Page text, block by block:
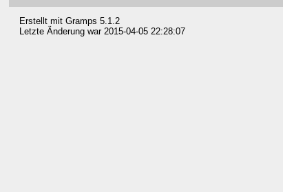
Erstellt mitGramps 5.1.2
Letzte Änderung war 2015-04-05 22:28:07